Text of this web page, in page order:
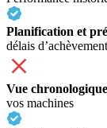
Planification et
délais
Vue
vos machines